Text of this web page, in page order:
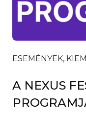
ESEMÉNYEK,
A NEXUS